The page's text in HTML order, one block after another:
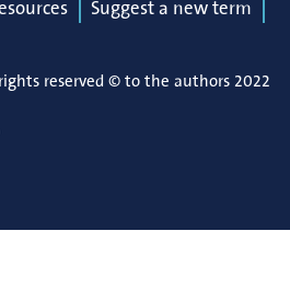
Suggest a new term
reserved © to the authors 2022